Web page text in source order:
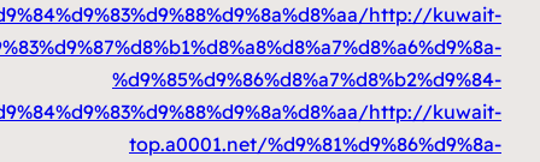
top.a0001.net/
top.a0001.net/